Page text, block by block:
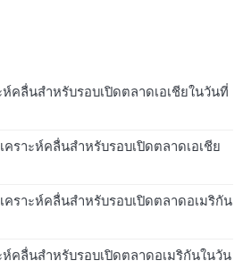
ห์คลื่นสำหรับรอบเปิดตลาดเอเชียในวันที่
คราะห์คลื่นสำหรับรอบเปิดตลาดเอเชีย
คราะห์คลื่นสำหรับรอบเปิดตลาดอเมริกัน
ห์คลื่นสำหรับรอบเปิดตลาดอเมริกันในวัน